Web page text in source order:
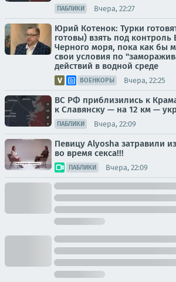
ПАБЛИКИ Вчера, 22:27
Юрий Котенок: Турки
готовы) взять под
Черного моря, пока как бы
свои условия по
действий в водной среде
ВОЕНКОРЫ Вчера, 22:25
ВС РФ приблизились к
к Славянску — на 12 км —
ПАБЛИКИ Вчера, 22:09
Певицу Alyosha затравили
во время секса!!!
ПАБЛИКИ Вчера, 22:09